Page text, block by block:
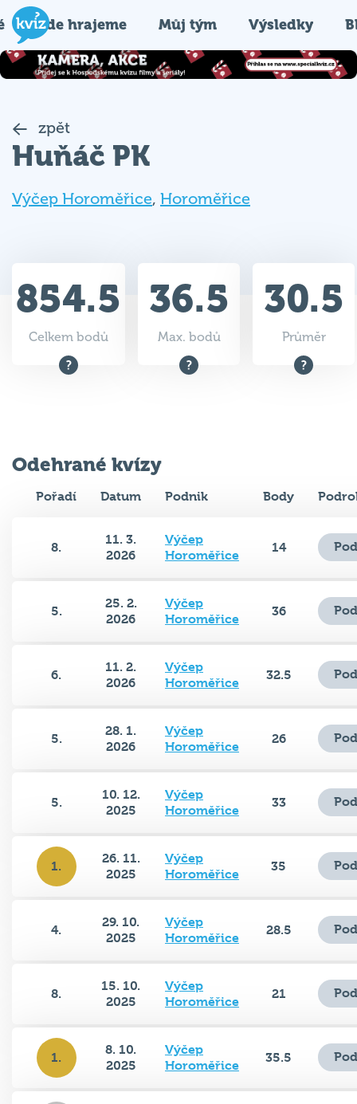
Kde hrajeme Můj tým Výsledky
zpět
Huňáč PK
Výčep Horoměřice, Horoměřice
854.5
Celkem bodů
36.5
Max. bodů
30.5
Průměr
Odehrané kvízy
Pořadí Datum Podnik Body
8.
11. 3.
2026
Výčep
Horoměřice
14
5.
25. 2.
2026
Výčep
Horoměřice
36
6.
11. 2.
2026
Výčep
Horoměřice
32.5
5.
28. 1.
2026
Výčep
Horoměřice
26
5.
10. 12.
2025
Výčep
Horoměřice
33
1.
26. 11.
2025
Výčep
Horoměřice
35
4.
29. 10.
2025
Výčep
Horoměřice
28.5
8.
15. 10.
2025
Výčep
Horoměřice
21
1.
8. 10.
2025
Výčep
Horoměřice
35.5